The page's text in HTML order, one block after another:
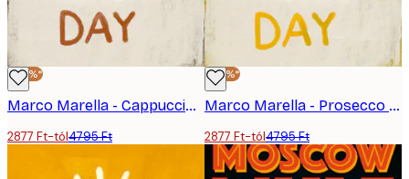
-40%*
Marco Marella - Cappuccino Felirat Poszter
2877 Ft-tól4795 Ft
-40%*
Marco Marella - Prosecco Felirat Poszter
2877 Ft-tól4795 Ft